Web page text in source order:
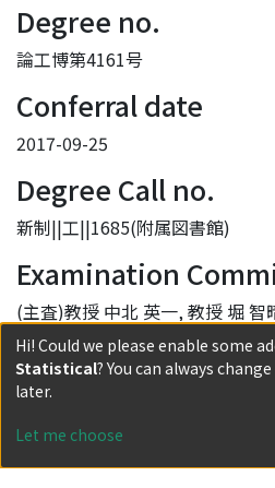
Degree no.
論工博第4161号
Conferral date
2017-09-25
Degree Call no.
新制||工||1685(附属図書館)
Examination
(主査)教授 中北 英一, 教授 堀 智
Provisions of the
学位規則第4条第2項該当
DOI
Hi! Could we please enable some
Statistical? You can always
later.
Let me choose